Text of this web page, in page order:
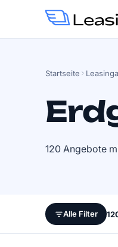
Startseite
120 Angebote
Alle Filter